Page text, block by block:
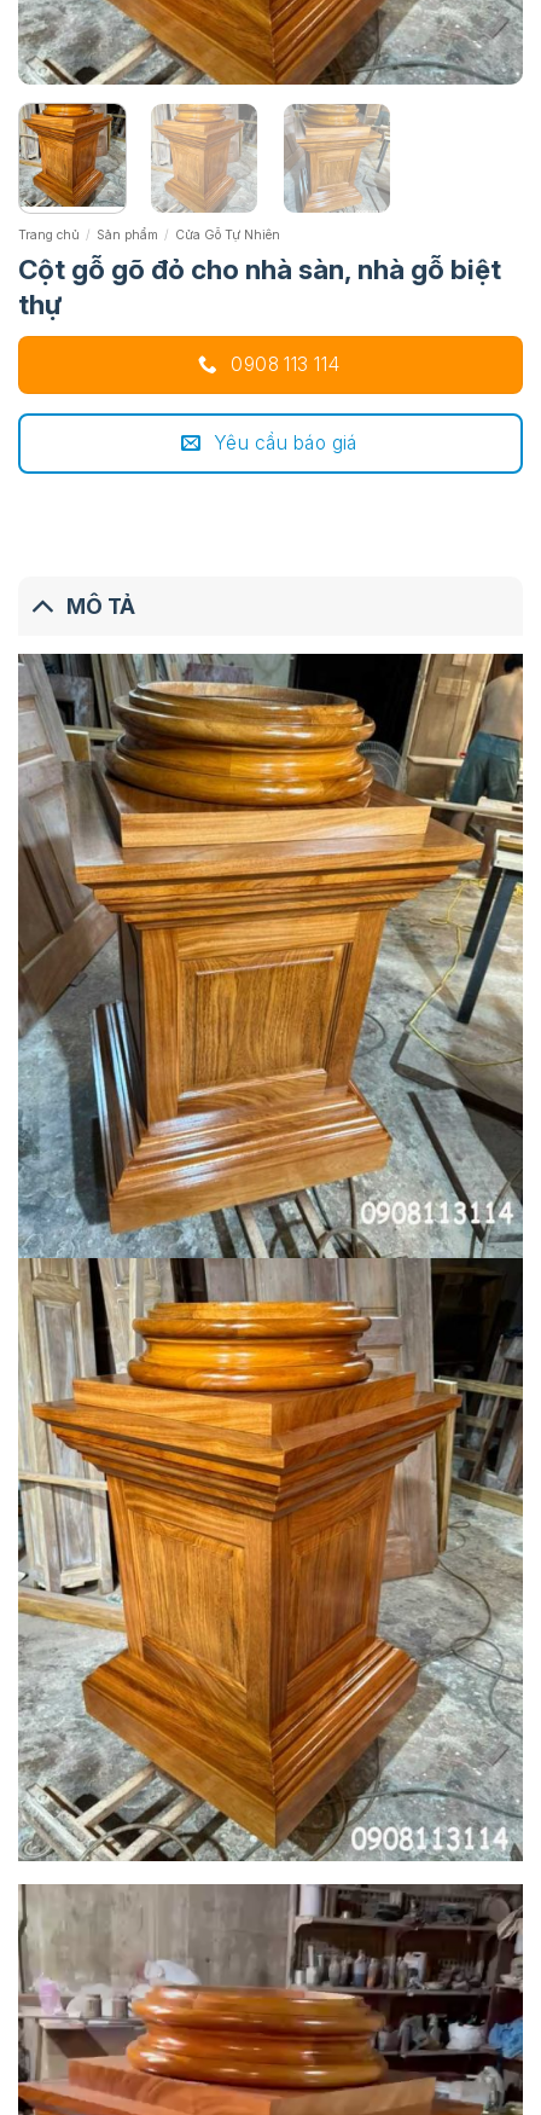
Trang chủ / Sản phẩm / Cửa Gỗ Tự Nhiên
Cột gỗ gõ đỏ cho nhà sàn, nhà gỗ biệt
thự
0908 113 114
Yêu cầu báo giá
MÔ TẢ
Trình
chơi
Video